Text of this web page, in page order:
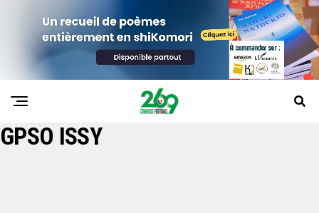
GPSO ISSY